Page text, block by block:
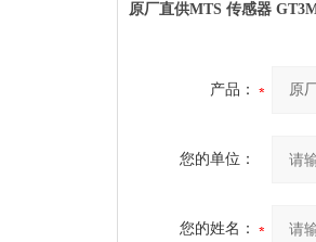
原厂直供MTS 传感器
产品：
您的单位：
您的姓名：